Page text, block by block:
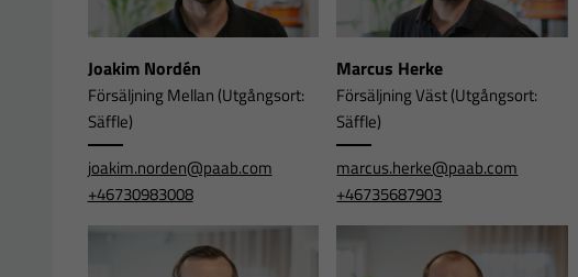
Joakim Nordén
Försäljning Mellan (Utgångsort:
Säffle)
joakim.norden@paab.com
+46730983008
Marcus Herke
Försäljning Väst (Utgångsort:
Säffle)
marcus.herke@paab.com
+46735687903